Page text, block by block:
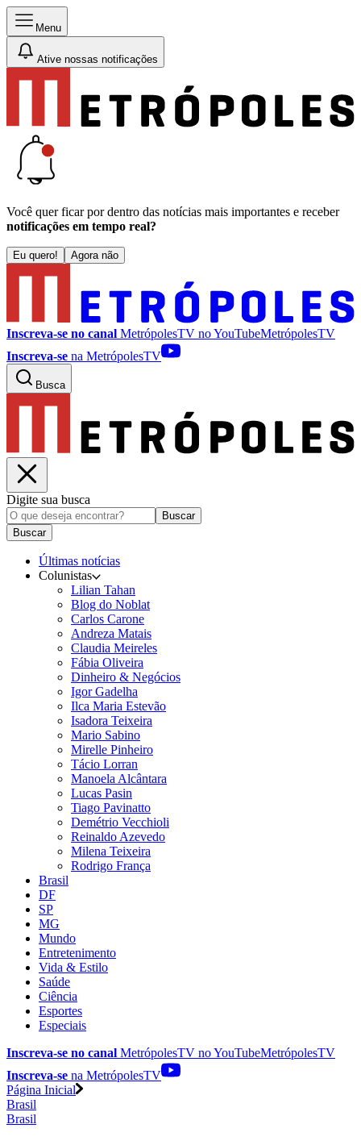
Menu
Ative nossas notificações
Você quer ficar por dentro das notícias mais importantes e receber
notificações em tempo real?
Eu quero! Agora não
Inscreva-se no canal MetrópolesTV noYouTubeMetrópolesTV
Inscreva-se na MetrópolesTV
Busca
Digite sua busca
Buscar
Buscar
Últimas notícias
Colunistas
Lilian Tahan
Blog do Noblat
Carlos Carone
Andreza Matais
Claudia Meireles
Fábia Oliveira
Dinheiro & Negócios
Igor Gadelha
Ilca Maria Estevão
Isadora Teixeira
Mario Sabino
Mirelle Pinheiro
Tácio Lorran
Manoela Alcântara
Lucas Pasin
Tiago Pavinatto
Demétrio Vecchioli
Reinaldo Azevedo
Milena Teixeira
Rodrigo França
Brasil
DF
SP
MG
Mundo
Entretenimento
Vida & Estilo
Saúde
Ciência
Esportes
Especiais
Inscreva-se no canal MetrópolesTV noYouTubeMetrópolesTV
Inscreva-se na MetrópolesTV
Página Inicial
Brasil
Brasil